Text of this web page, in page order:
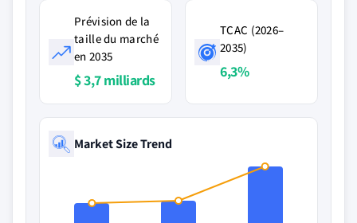
Prévision de la
taille du marché
en 2035
$ 3,7 milliards
TCAC (2026–
2035)
6,3%
Market Size Trend